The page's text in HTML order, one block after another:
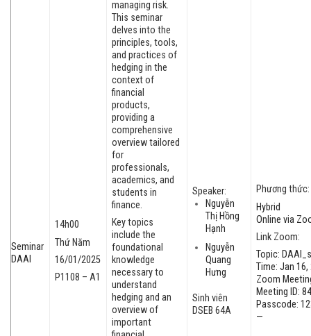
Seminar
DAAI
14h00
Thứ Năm
16/01/2025
P1108 – A1
managing risk.
This seminar
delves into the
principles, tools,
and practices of
hedging in the
context of
financial
products,
providing a
comprehensive
overview tailored
for
professionals,
academics, and
students in
finance.
Key topics
include the
foundational
knowledge
necessary to
understand
hedging and an
overview of
important
Speaker:
Nguyễn
Thị Hồng
Hạnh
Nguyễn
Quang
Hưng
Sinh viên
DSEB 64A
Phương
Hybrid
Online via
Link Zoom:
Topic:
Time: Jan
Zoom
Meeting ID:
Passcode:
—